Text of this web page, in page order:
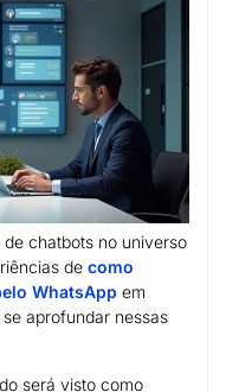
chatbots no universo
de como
WhatsApp em
aprofundar nessas
será visto como